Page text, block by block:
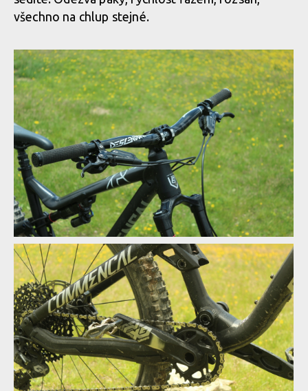
všechno na chlup stejné.
Test: Commencal Meta TR V4.2
Test: Commencal Meta TR V4.2
Test: Commencal Meta TR V4.2